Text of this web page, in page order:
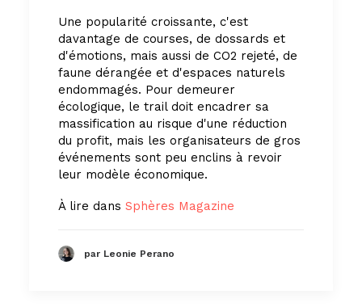
Une popularité croissante, c'est
davantage de courses, de dossards et
d'émotions, mais aussi de CO2 rejeté, de
faune dérangée et d'espaces naturels
endommagés. Pour demeurer
écologique, le trail doit encadrer sa
massification au risque d'une réduction
du profit, mais les organisateurs de gros
événements sont peu enclins à revoir
leur modèle économique.
À lire dans Sphères Magazine
par Leonie Perano